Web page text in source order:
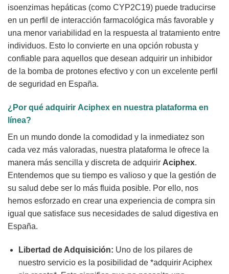
isoenzimas hepáticas (como CYP2C19) puede traducirse
en un perfil de interacción farmacológica más favorable y
una menor variabilidad en la respuesta al tratamiento entre
individuos. Esto lo convierte en una opción robusta y
confiable para aquellos que desean adquirir un inhibidor
de la bomba de protones efectivo y con un excelente perfil
de seguridad en España.
¿Por qué adquirir Aciphex en nuestra plataforma en
línea?
En un mundo donde la comodidad y la inmediatez son
cada vez más valoradas, nuestra plataforma le ofrece la
manera más sencilla y discreta de adquirir Aciphex.
Entendemos que su tiempo es valioso y que la gestión de
su salud debe ser lo más fluida posible. Por ello, nos
hemos esforzado en crear una experiencia de compra sin
igual que satisface sus necesidades de salud digestiva en
España.
Libertad de Adquisición: Uno de los pilares de
nuestro servicio es la posibilidad de *adquirir Aciphex